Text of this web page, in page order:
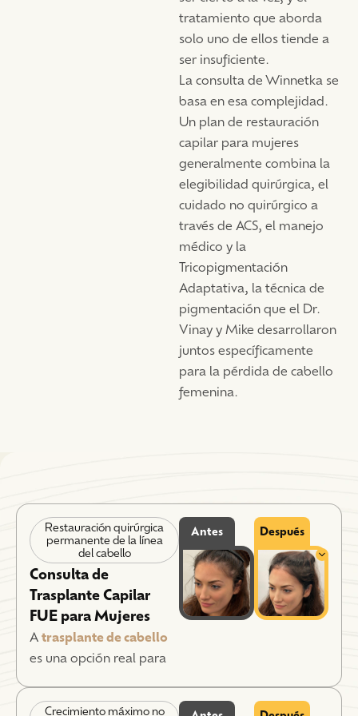
tratamiento que aborda
solo uno de ellos tiende a
ser insuficiente.
La consulta de Winnetka se
basa en esa complejidad.
Un plan de restauración
capilar para mujeres
generalmente combina la
elegibilidad quirúrgica, el
cuidado no quirúrgico a
través de ACS, el manejo
médico y la
Tricopigmentación
Adaptativa, la técnica de
pigmentación que el Dr.
Vinay y Mike desarrollaron
juntos específicamente
para la pérdida de cabello
femenina.
Restauración quirúrgica
permanente de la línea
del cabello
Consulta de
Trasplante Capilar
FUE para Mujeres
Atrasplante de cabello
es una opción real para
criterios de elegibilidad
Antes Después
Crecimiento máximo no